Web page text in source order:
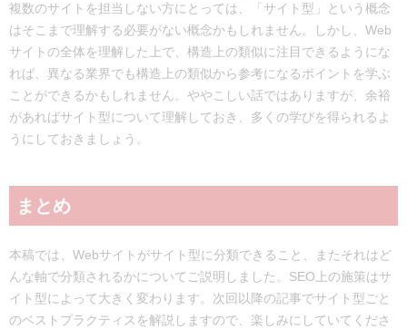
複数のサイトを担当しない方にとっては、「サイト型」という概念
はそこまで理解する必要がない概念かもしれません。しかし、Web
サイトの全体を理解した上で、構造上の類似に注目できるようにな
れば、異なる業界でも構造上の類似から参考になるポイントを学ぶ
ことができるかもしれません。ややこしい話ではありますが、余裕
があればサイト型について理解しておき、多くの学びを得られるよ
うにしておきましょう。
まとめ
本稿では、Webサイトがサイト型に分類できること、またそれはど
んな軸で分類されるかについてご説明しました。SEO上の施策はサ
イト型によって大きく変わります。次回以降の記事でサイト型ごと
のベストプラクティスを解説しますので、楽しみにしていてくださ